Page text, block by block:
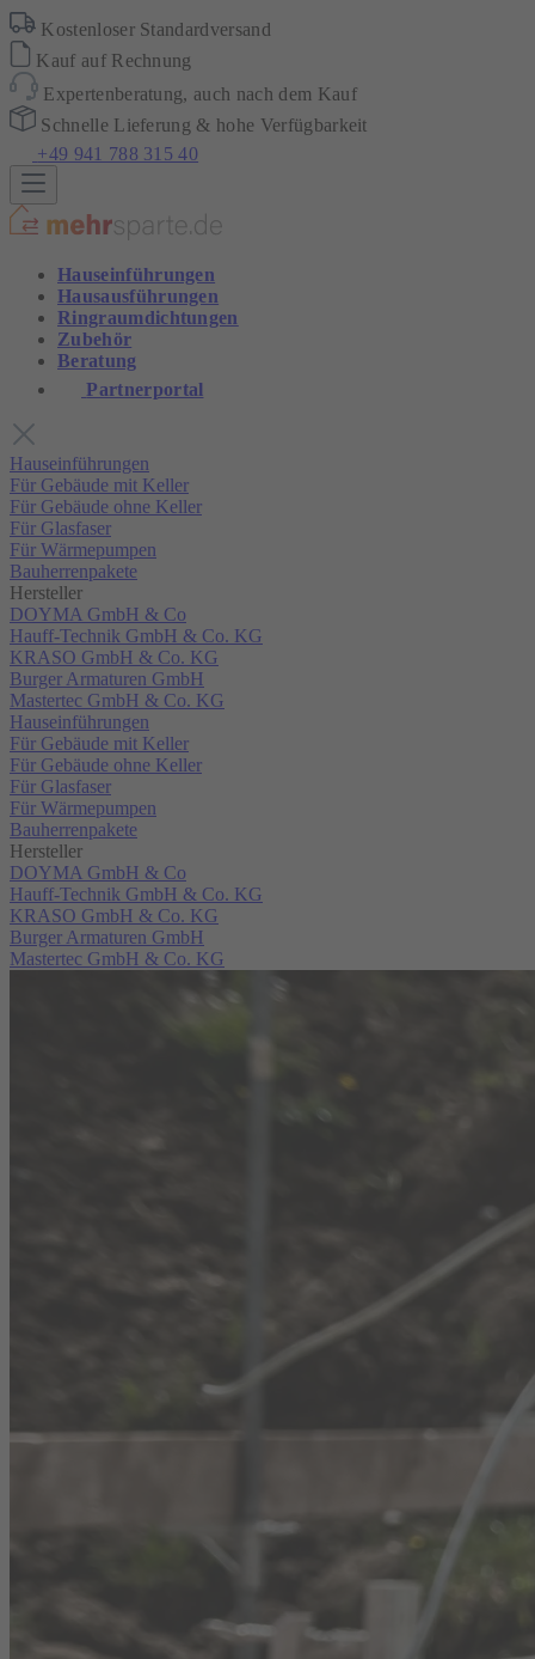
Kostenloser Standardversand
Kauf auf Rechnung
Expertenberatung, auch nach dem Kauf
Schnelle Lieferung & hohe Verfügbarkeit
+49 941 788 315 40
Hauseinführungen
Hausausführungen
Ringraumdichtungen
Zubehör
Beratung
Partnerportal
Hauseinführungen
Für Gebäude mit Keller
Für Gebäude ohne Keller
Für Glasfaser
Für Wärmepumpen
Bauherrenpakete
Hersteller
DOYMA GmbH & Co
Hauff-Technik GmbH & Co. KG
KRASO GmbH & Co. KG
Burger Armaturen GmbH
Mastertec GmbH & Co. KG
Hauseinführungen
Für Gebäude mit Keller
Für Gebäude ohne Keller
Für Glasfaser
Für Wärmepumpen
Bauherrenpakete
Hersteller
DOYMA GmbH & Co
Hauff-Technik GmbH & Co. KG
KRASO GmbH & Co. KG
Burger Armaturen GmbH
Mastertec GmbH & Co. KG